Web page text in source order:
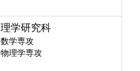
理学研究科
数学専攻
物理学専攻